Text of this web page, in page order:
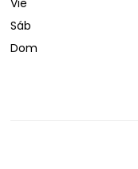
Vie
Sáb
Dom